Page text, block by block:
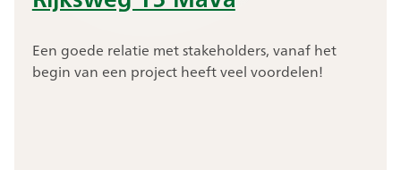
Een goede relatie met stakeholders, vanaf het
begin van een project heeft veel voordelen!